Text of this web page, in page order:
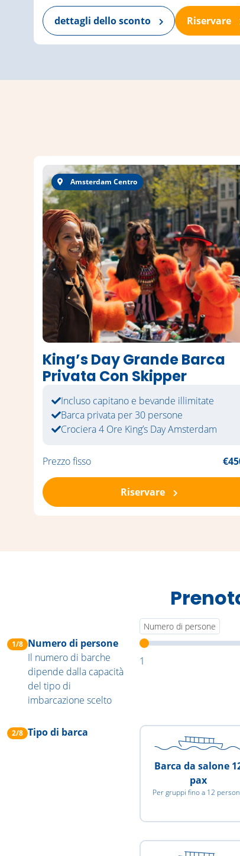
Riservare
dettagli dello sconto
Amsterdam Centro
King’s Day Grande Barca
Privata Con Skipper
Incluso capitano e bevande illimitate
Barca privata per 30 persone
Crociera 4 Ore King’s Day Amsterdam
Prezzo fisso
Riservare
1/8 Numero di persone
Il numero di barche
dipende dalla capacità
del tipo di
imbarcazione scelto
Numero di persone
1
2/8 Tipo di barca
Barca da salone
pax
Per gruppi fino a 12